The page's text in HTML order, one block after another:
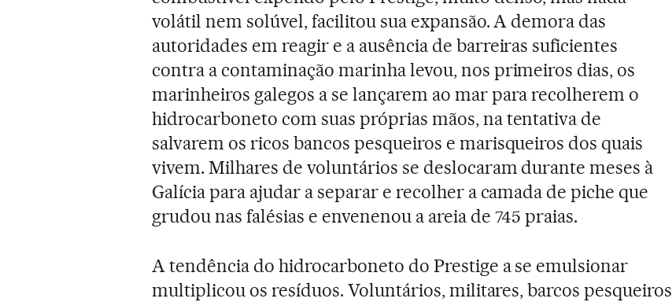
volátil nem solúvel, facilitou sua expansão. A demora das
autoridades em reagir e a ausência de barreiras suficientes
contra a contaminação marinha levou, nos primeiros dias, os
marinheiros galegos a se lançarem ao mar para recolherem o
hidrocarboneto com suas próprias mãos, na tentativa de
salvarem os ricos bancos pesqueiros e marisqueiros dos quais
vivem. Milhares de voluntários se deslocaram durante meses à
Galícia para ajudar a separar e recolher a camada de piche que
grudou nas falésias e envenenou a areia de 745 praias.
A tendência do hidrocarboneto do Prestige a se emulsionar
multiplicou os resíduos. Voluntários, militares, barcos pesqueiros